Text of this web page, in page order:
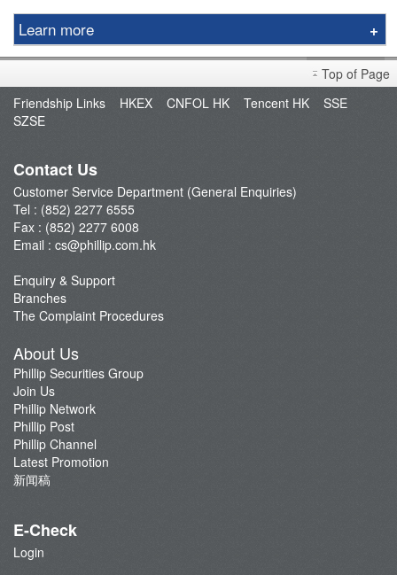
Learn more
Phillip Securities Group
Branches
Join Us
Phillip Post
新闻稿
Top of Page
Friendship Links
HKEX CNFOL HK Tencent HK
SSE
SZSE
Contact Us
Customer Service Department (General Enquiries)
Tel : (852) 2277 6555
Fax : (852) 2277 6008
Email : cs@phillip.com.hk
Enquiry & Support
Branches
The Complaint Procedures
About Us
Phillip Securities Group
Join Us
Phillip Network
Phillip Post
Phillip Channel
Latest Promotion
新闻稿
E-Check
Login